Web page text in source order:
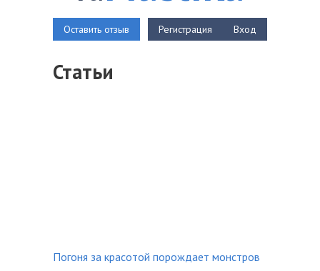
Оставить отзыв Регистрация Вход
Статьи
Погоня за красотой порождает монстров